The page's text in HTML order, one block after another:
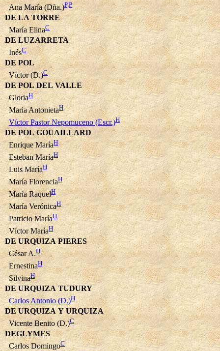
Ana María (Dña.)P,P
DE LA TORRE
María ElinaC
DE LUZARRETA
InésC
DE POL
Víctor (D.)C
DE POL DEL VALLE
GloriaH
María AntonietaH
Víctor Pastor Nepomuceno (Escr.)H
DE POL GOUAILLARD
Enrique MaríaH
Esteban MaríaH
Luis MaríaH
María FlorenciaH
María RaquelH
María VerónicaH
Patricio MaríaH
Víctor MaríaH
DE URQUIZA PIERES
César A.H
ErnestinaH
SilvinaH
DE URQUIZA TUDURY
Carlos Antonio (D.)H
DE URQUIZA Y URQUIZA
Vicente Benito (D.)C
DEGLYMES
Carlos DomingoC